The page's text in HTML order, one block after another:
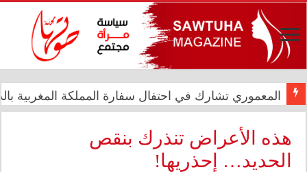
المعموري تشارك في احتفال سفارة المملكة المغربية بالذكرى الـ27
الدار العراقية للأزياء تعزز حضورها الدولي في مهرجان
هذه الأعراض تنذرك بنقص
الحديد… إحذريها!